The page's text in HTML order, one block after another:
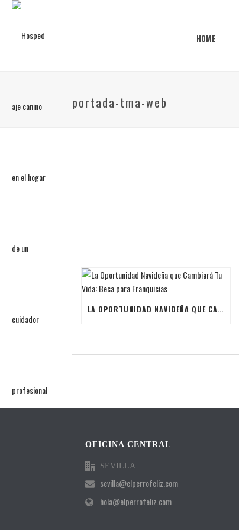
HOME
portada-tma-web
LA OPORTUNIDAD NAVIDEÑA QUE CAMBIARÁ TU VIDA: BECA PARA FRANQUICIAS
OFICINA CENTRAL
SEVILLA
sevilla@elperrofeliz.com
hola@elperrofeliz.com